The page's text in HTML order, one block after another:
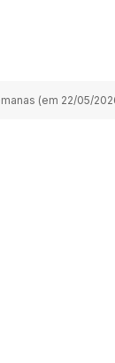
(em 22/05/